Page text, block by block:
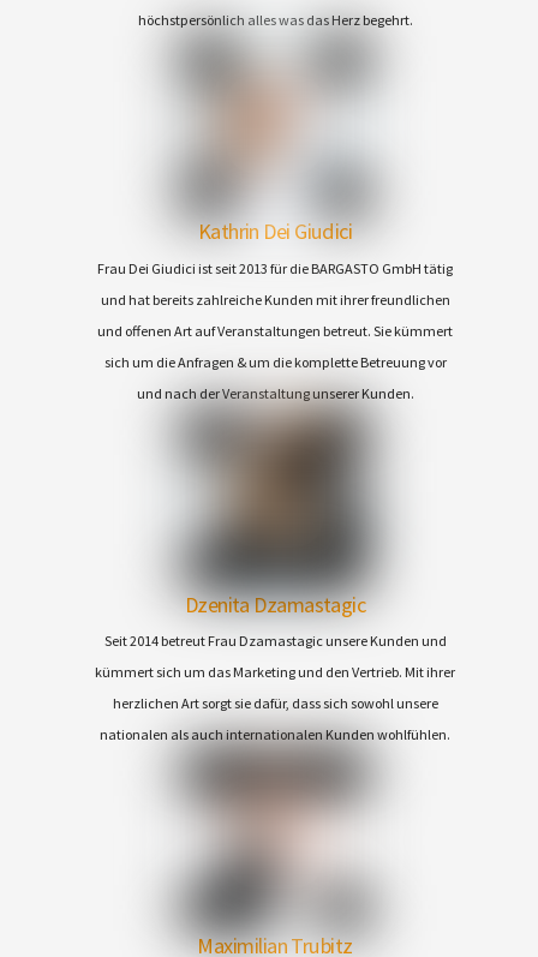
höchstpersönlich alles was das Herz begehrt.
Kathrin Dei Giudici
Frau Dei Giudici ist seit 2013 für die BARGASTO GmbH tätig
und hat bereits zahlreiche Kunden mit ihrer freundlichen
und offenen Art auf Veranstaltungen betreut. Sie kümmert
sich um die Anfragen & um die komplette Betreuung vor
und nach der Veranstaltung unserer Kunden.
Dzenita Dzamastagic
Seit 2014 betreut Frau Dzamastagic unsere Kunden und
kümmert sich um das Marketing und den Vertrieb. Mit ihrer
herzlichen Art sorgt sie dafür, dass sich sowohl unsere
nationalen als auch internationalen Kunden wohlfühlen.
Maximilian Trubitz